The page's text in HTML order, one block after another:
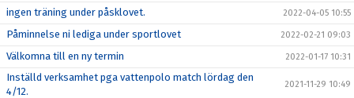
ingen träning under påsklovet. 2022-04-05 10:55
Påminnelse ni lediga under sportlovet 2022-02-21 09:03
Välkomna till en ny termin 2022-01-17 10:31
Inställd verksamhet pga vattenpolo match lördag den
4/12.
2021-11-29 10:49